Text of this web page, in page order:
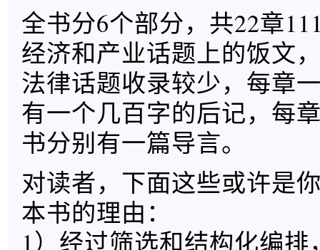
全书分6个部分，共22章
经济和产业话题上的饭文
法律话题收录较少，每章
有一个几百字的后记，每
书分别有一篇导言。
对读者，下面这些或许是
本书的理由：
1）经过筛选和结构化编排